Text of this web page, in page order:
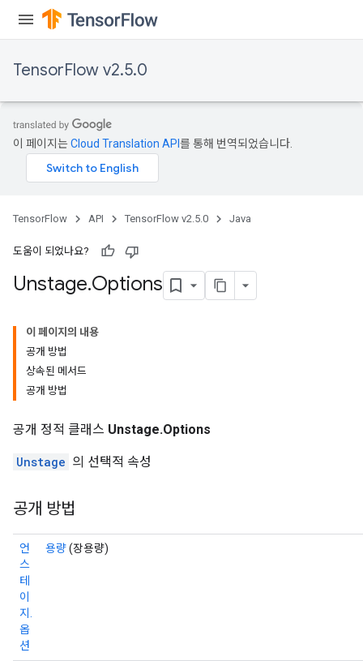
TensorFlow v2.5.0
이 페이지는Cloud Translation API 를 통해 번역되었습니다.
TensorFlow API TensorFlow v2.5.0 Java
도움이 되었나요?
Unstage.Options
이 페이지의 내용
공개 방법
상속된 메서드
공개 방법
공개 정적 클래스 Unstage.Options
Unstage 의 선택적 속성
공개 방법
언
스
테
이
지.
옵
션
용량(장용량)